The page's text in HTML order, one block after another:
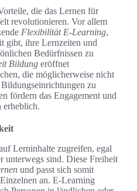
die das Lernen für
revolutionieren. Vor allem
Flexibilität E-Learning,
gibt, ihre Lernzeiten und
Bedürfnissen zu
Bildung eröffnet
die möglicherweise nicht
zu
fördern das Engagement und
erheblich.
Lerninhalte zugreifen, egal
unterwegs sind. Diese Freiheit
und passt sich somit
an. E-Learning